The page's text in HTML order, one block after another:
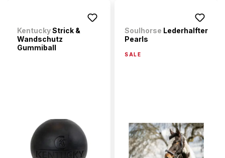
KentuckyStrick &
Wandschutz
Gummiball
Soulhorse Lederhalfter
Pearls
SALE